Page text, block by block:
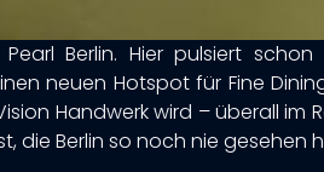
Berlin. Hier pulsiert
neuen Hotspot für Fine
Handwerk wird – überall
die Berlin so noch nie gesehen